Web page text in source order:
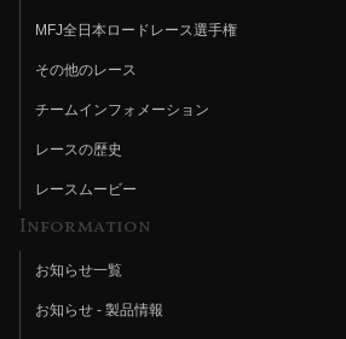
MFJ全日本ロードレース選手権
その他のレース
チームインフォメーション
レースの歴史
レースムービー
Information
お知らせ一覧
お知らせ - 製品情報